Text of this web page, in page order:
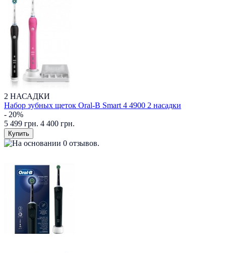
2 НАСАДКИ
Набор зубных щеток Oral-B Smart 4 4900 2 насадки
- 20%
5 499 грн. 4 400 грн.